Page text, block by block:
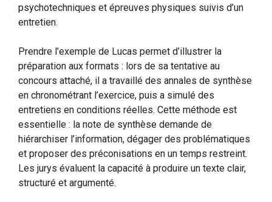
psychotechniques et épreuves physiques suivis d’un
entretien.
Prendre l’exemple de Lucas permet d’illustrer la
préparation aux formats : lors de sa tentative au
concours attaché, il a travaillé des annales de synthèse
en chronométrant l’exercice, puis a simulé des
entretiens en conditions réelles. Cette méthode est
essentielle : la note de synthèse demande de
hiérarchiser l’information, dégager des problématiques
et proposer des préconisations en un temps restreint.
Les jurys évaluent la capacité à produire un texte clair,
structuré et argumenté.